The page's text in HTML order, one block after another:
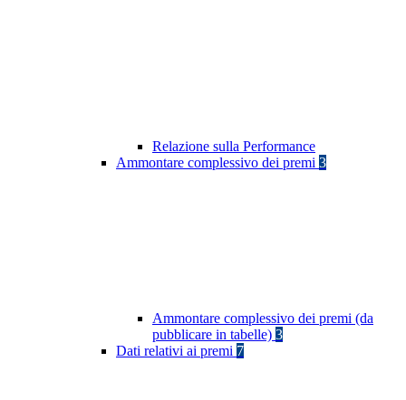
Relazione sulla Performance
Ammontare complessivo dei premi 3
Ammontare complessivo dei premi (da
pubblicare in tabelle) 3
Dati relativi ai premi 7